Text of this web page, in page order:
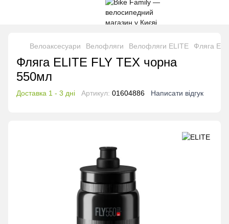
Велоаксесуари Велофляги Велофляги ELITE Фляга
Фляга ELITE FLY TEX чорна
550мл
Доставка 1 - 3 дні Артикул: 01604886 Написати відгук